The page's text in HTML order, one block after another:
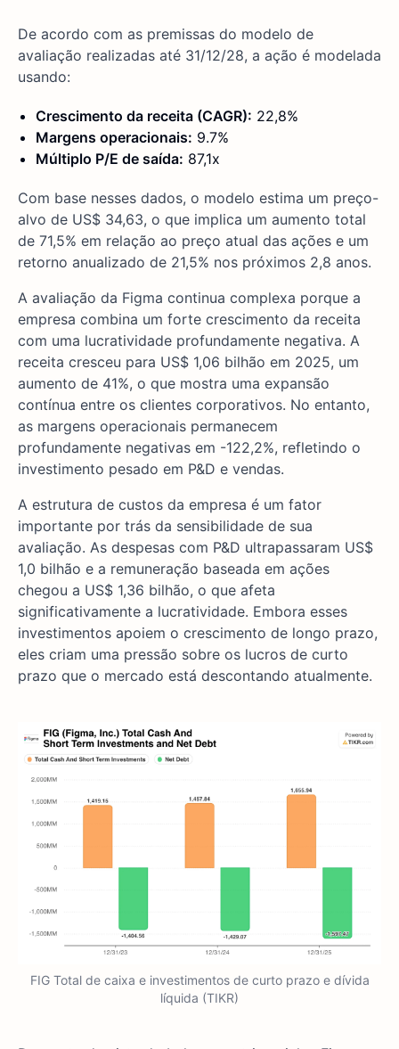
De acordo com as premissas do modelo de
avaliação realizadas até 31/12/28, a ação é modelada
usando:
Crescimento da receita (CAGR): 22,8%
Margens operacionais: 9.7%
Múltiplo P/E de saída: 87,1x
Com base nesses dados, o modelo estima um preço-
alvo de US$ 34,63, o que implica um aumento total
de 71,5% em relação ao preço atual das ações e um
retorno anualizado de 21,5% nos próximos 2,8 anos.
A avaliação da Figma continua complexa porque a
empresa combina um forte crescimento da receita
com uma lucratividade profundamente negativa. A
receita cresceu para US$ 1,06 bilhão em 2025, um
aumento de 41%, o que mostra uma expansão
contínua entre os clientes corporativos. No entanto,
as margens operacionais permanecem
profundamente negativas em -122,2%, refletindo o
investimento pesado em P&D e vendas.
A estrutura de custos da empresa é um fator
importante por trás da sensibilidade de sua
avaliação. As despesas com P&D ultrapassaram US$
1,0 bilhão e a remuneração baseada em ações
chegou a US$ 1,36 bilhão, o que afeta
significativamente a lucratividade. Embora esses
investimentos apoiem o crescimento de longo prazo,
eles criam uma pressão sobre os lucros de curto
prazo que o mercado está descontando atualmente.
FIG Total de caixa e investimentos de curto prazo e dívida
líquida (TIKR)